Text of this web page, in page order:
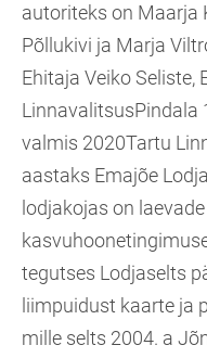
autoriteks on Maarja
Põllukivi ja Marja
Ehitaja Veiko Seliste,
LinnavalitsusPindala
valmis 2020Tartu
aastaks Emajõe
lodjakojas on
tegutses Lodjaselts
liimpuidust kaarte ja
mille selts 2004. a